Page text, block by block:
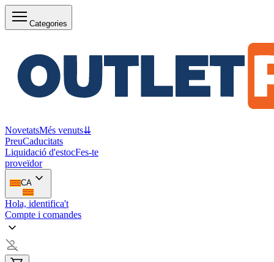
Categories
NovetatsMés venuts⇊
PreuCaducitats
Liquidació d'estocFes-te
proveïdor
CA
Hola, identifica't
Compte i comandes